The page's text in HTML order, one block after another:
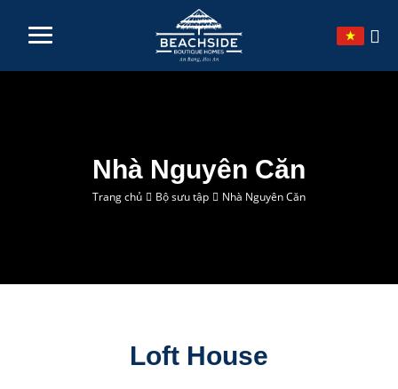
BỘ SƯU TẬP
Nhà Nguyên Căn
Trang chủ Bộ sưu tập Nhà Nguyên Căn
Loft House